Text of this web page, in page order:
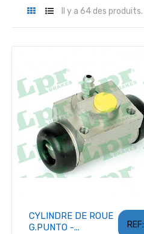
Il y a 64 des produits.
REF:
CYLINDRE DE ROUE
G.PUNTO -...